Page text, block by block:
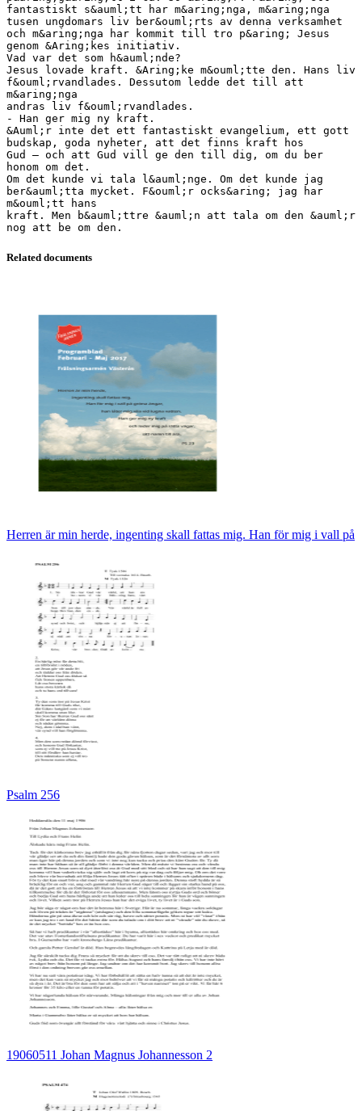
Related documents
Herren är min herde, ingenting skall fattas mig. Han för mig i vall på
Psalm 256
19060511 Johan Magnus Johannesson 2